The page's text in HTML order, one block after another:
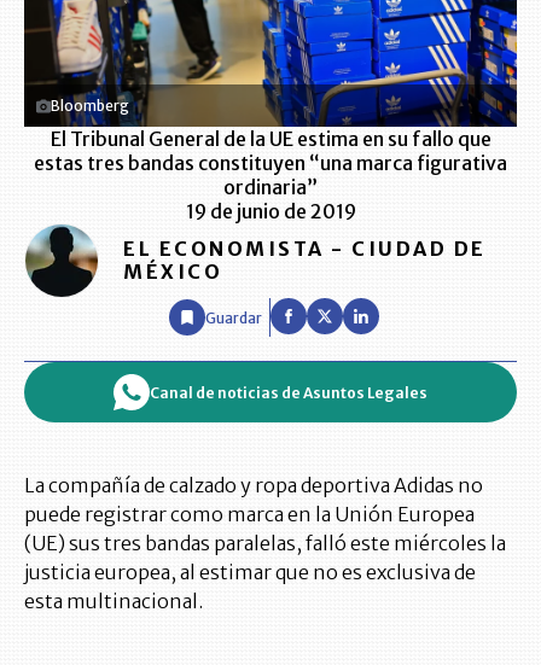
Bloomberg
El Tribunal General de la UE estima en su fallo que
estas tres bandas constituyen “una marca figurativa
ordinaria”
19 de junio de 2019
EL ECONOMISTA - CIUDAD DE
MÉXICO
Guardar
Canal de noticias de Asuntos Legales
La compañía de calzado y ropa deportiva Adidas no
puede registrar como marca en la Unión Europea
(UE) sus tres bandas paralelas, falló este miércoles la
justicia europea, al estimar que no es exclusiva de
esta multinacional.